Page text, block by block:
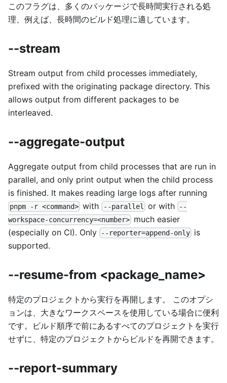
このフラグは、多くのパッケージで長時間実行される処
理、例えば、長時間のビルド処理に適しています。
--stream
Stream output from child processes immediately,
prefixed with the originating package directory. This
allows output from different packages to be
interleaved.
--aggregate-output
Aggregate output from child processes that are run in
parallel, and only print output when the child process
is finished. It makes reading large logs after running
pnpm -r <command> with --parallel or with
--
workspace-concurrency=<number> much easier
(especially on CI). Only
--reporter=append-only is
supported.
--resume-from <package_name>
特定のプロジェクトから実行を再開します。 このオプシ
ョンは、大きなワークスペースを使用している場合に便利
です。ビルド順序で前にあるすべてのプロジェクトを実行
せずに、特定のプロジェクトからビルドを再開できます。
--report-summary